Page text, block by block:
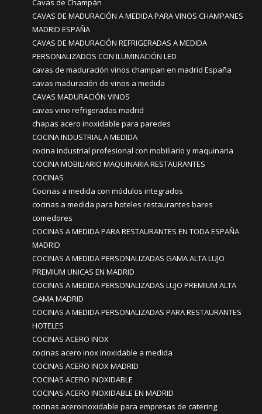
Cavas de Champán
CAVAS DE MADURACIÓN A MEDIDA PARA VINOS CHAMPANES
MADRID ESPAÑA
CAVAS DE MADURACIÓN REFRIGERADAS A MEDIDA
PERSONALIZADOS CON ILUMINACIÓN LED
cavas de maduración vinos champan en madrid España
cavas maduración de vinos a medida
CAVAS MADURACIÓN VINOS
cavas vino refrigeradas madrid
chapas acero inoxidable para paredes
COCINA INDUSTRIAL A MEDIDA
cocina industrial profesional con mobiliario y maquinaria
COCINA MOBILIARIO MAQUINARIA RESTAURANTES
COCINAS
Cocinas a medida con módulos integrados
cocinas a medida para hoteles restaurantes bares
comedores
COCINAS A MEDIDA PARA RESTAURANTES EN TODA ESPAÑA
MADRID
COCINAS A MEDIDA PERSONALIZADAS GAMA ALTA LUJO
PREMIUM UNICAS EN MADRID
COCINAS A MEDIDA PERSONALIZADAS LUJO PREMIUM ALTA
GAMA MADRID
COCINAS A MEDIDA PERSONALIZADAS PARA RESTAURANTES
HOTELES
COCINAS ACERO INOX
cocinas acero inox inoxidable a medida
COCINAS ACERO INOX MADRID
COCINAS ACERO INOXIDABLE
COCINAS ACERO INOXIDABLE EN MADRID
cocinas aceroinoxidable para empresas de catering